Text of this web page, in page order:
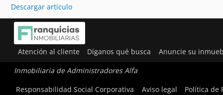
Descargar artículo
Atención al cliente Díganos qué busca Anuncie su
Inmobiliaria de Administradores Alfa
Responsabilidad Social Corporativa
Aviso legal Política de